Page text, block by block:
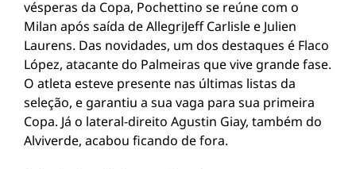
vésperas da Copa, Pochettino se reúne com o
Milan após saída de AllegriJeff Carlisle e Julien
Laurens. Das novidades, um dos destaques é Flaco
López, atacante do Palmeiras que vive grande fase.
O atleta esteve presente nas últimas listas da
seleção, e garantiu a sua vaga para sua primeira
Copa. Já o lateral-direito Agustin Giay, também do
Alviverde, acabou ficando de fora.